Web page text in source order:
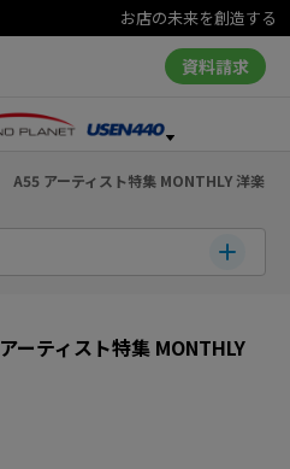
お店の未来を創造する
資料請求
A55 アーティスト特集 MONTHLY 洋楽
アーティスト特集 MONTHLY